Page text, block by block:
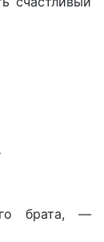
брата, —